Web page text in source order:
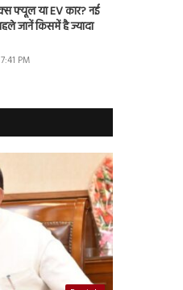
फ्यूल या EV कार? नई
जानें किसमें है ज्यादा
PM